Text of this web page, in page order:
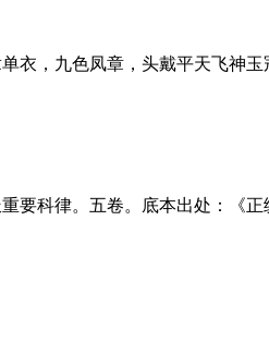
衣，九色凤章，头戴平天飞神玉
要科律。五卷。底本出处：《正